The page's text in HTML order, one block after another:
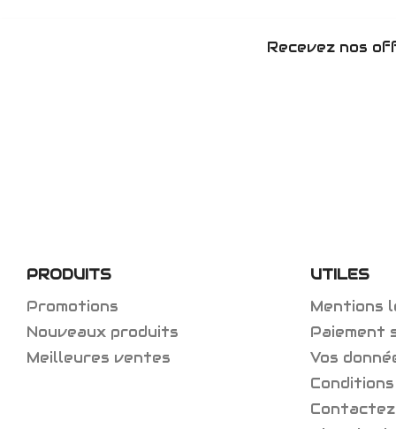
Recevez nos
PRODUITS
Promotions
Nouveaux produits
Meilleures ventes
UTILES
Mentions
Paiement
Vos